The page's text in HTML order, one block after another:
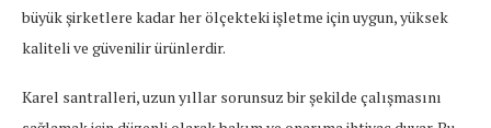
büyük şirketlere kadar her ölçekteki işletme için uygun, yüksek
kaliteli ve güvenilir ürünlerdir.
Karel santralleri, uzun yıllar sorunsuz bir şekilde çalışmasını